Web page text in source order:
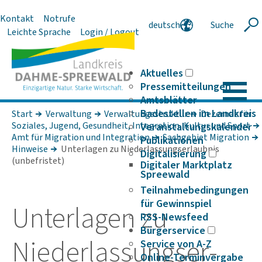
Kontakt
Notrufe
Leichte Sprache
Login / Logout
deutsch
Suche
Aktuelles
Pressemitteilungen
Amtsblätter
Badestellen im Landkreis
Veranstaltungskalender
Publikationen
Digitalisierung
Digitaler Marktplatz
Spreewald
Teilnahmebedingungen
für Gewinnspiel
RSS-Newsfeed
Bürgerservice
Service von A-Z
Online-Terminvergabe
Start Verwaltung Verwaltungsstruktur
Dezernat für
Soziales, Jugend, Gesundheit, Integration, Kultur und Sport
Amt für Migration und Integration
Sachgebiet Migration
Hinweise
Unterlagen zu Niederlassungserlaubnis
(unbefristet)
Unter­lagen zu
Nieder­las­­sungs­­er­